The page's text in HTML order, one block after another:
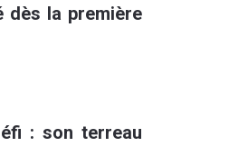
dès la première
: son terreau